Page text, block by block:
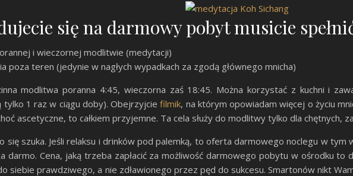
się na darmowy pobyt musicie
i wieczornej modlitwie (medytacji)
poza teren (jedynie w nagłych wypadkach za zgodą głównego mnicha)
modlitwa poranna 4:45, wieczorna zaś 18:45. Można korzystać z kuchni i
tylko 1 raz w ciągu doby). Obejrzyjciefilmik, na którym opowiadam więcej o życiu
ascetyczne, to całkiem przyjemne. Ta cela służy do modlitwy tylko dla chętnych,
się szuka. Jeśli relaksu i drinków pod palemką, to oferta darmowego noclegu w
darmo. Cena, jaką trzeba zapłacić za możliwość darmowego pobytu w ośrodku
siebie prawdziwego, a nie zdławionego przez pęd do sukcesu. Smartonów nikt